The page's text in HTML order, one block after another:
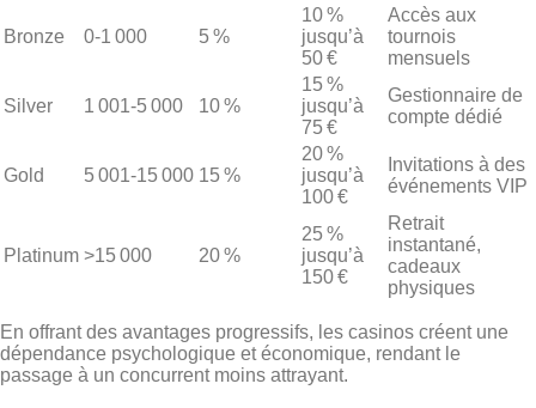
Bronze 0‑1 000 5 %
10 %
jusqu’à
50 €
Accès aux
tournois
mensuels
Silver 1 001‑5 000 10 %
15 %
jusqu’à
75 €
Gestionnaire de
compte dédié
Gold 5 001‑15 000 15 %
20 %
jusqu’à
100 €
Invitations à des
événements VIP
Platinum >15 000 20 %
25 %
jusqu’à
150 €
Retrait
instantané,
cadeaux
physiques
En offrant des avantages progressifs, les casinos créent une
dépendance psychologique et économique, rendant le
passage à un concurrent moins attrayant.